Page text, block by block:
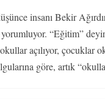
insanı Bekir
“Eğitim”
açılıyor, çocuklar
göre, artık